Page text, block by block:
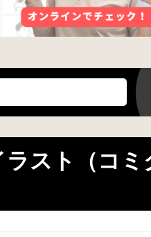
スト（コミ